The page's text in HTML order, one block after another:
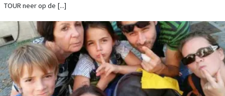
TOUR neer op de [...]